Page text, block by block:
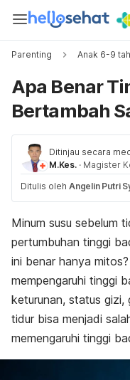
Parenting Anak 6-9
Apa Benar
Bertambah
Ditinjau secara
M.Kes. · Magister
Ditulis oleh Angelin Putri
Minum susu sebelum
pertumbuhan tinggi
ini benar hanya
mempengaruhi tinggi
keturunan, status gizi,
tidur bisa menjadi
memengaruhi tinggi